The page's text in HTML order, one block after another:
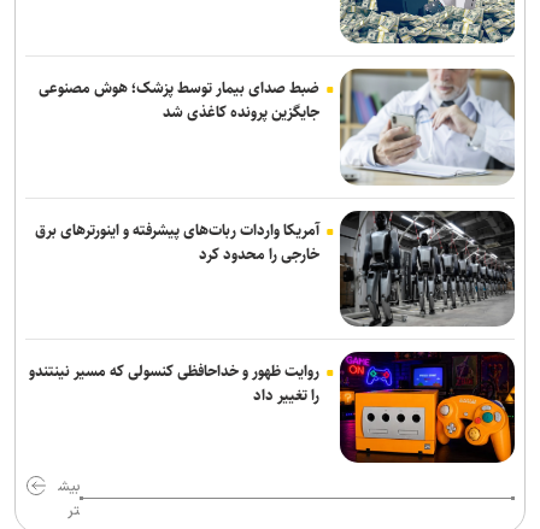
اس‌جی ۱۰۰۰ کنسولی که امپراتوری سگا را پایه‌گذاری کرد
ضبط صدای بیمار توسط پزشک؛ هوش مصنوعی
جایگزین پرونده کاغذی شد
آمریکا واردات ربات‌های پیشرفته و اینورترهای برق
خارجی را محدود کرد
روایت ظهور و خداحافظی کنسولی که مسیر نینتندو
را تغییر داد
بیش
تر